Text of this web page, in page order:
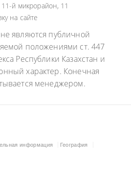
й микрорайон, 11
на сайте
являются публичной
положениями ст. 447
Республики Казахстан и
характер. Конечная
менеджером.
информация
География